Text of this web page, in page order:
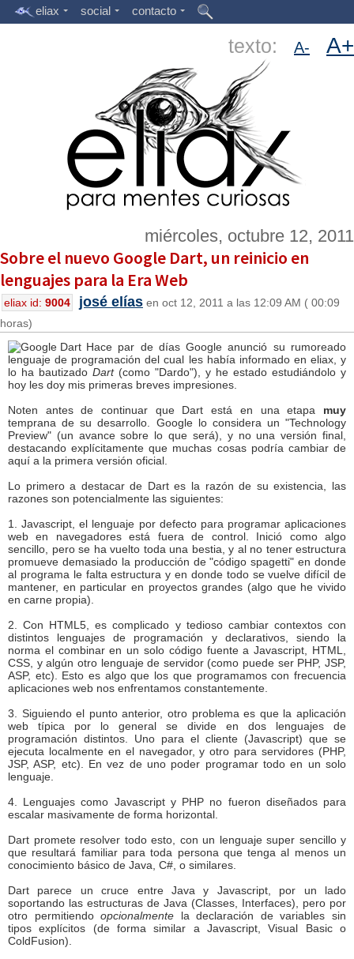
eliax social contacto
texto: A- A+
miércoles, octubre 12, 2011
Sobre el nuevo Google Dart, un reinicio en
lenguajes para la Era Web
eliax id: 9004 josé elías en oct 12, 2011 a las 12:09 AM ( 00:09
horas)
Hace par de días Google anunció su rumoreado
lenguaje de programación del cual les había informado en eliax, y
lo ha bautizado Dart(como "Dardo"), y he estado estudiándolo y
hoy les doy mis primeras breves impresiones.
Noten antes de continuar que Dart está en una etapa muy
temprana de su desarrollo. Google lo considera un "Technology
Preview" (un avance sobre lo que será), y no una versión final,
destacando explícitamente que muchas cosas podría cambiar de
aquí a la primera versión oficial.
Lo primero a destacar de Dart es la razón de su existencia, las
razones son potencialmente las siguientes:
1. Javascript, el lenguaje por defecto para programar aplicaciones
web en navegadores está fuera de control. Inició como algo
sencillo, pero se ha vuelto toda una bestia, y al no tener estructura
promueve demasiado la producción de "código spagetti" en donde
al programa le falta estructura y en donde todo se vuelve difícil de
mantener, en particular en proyectos grandes (algo que he vivido
en carne propia).
2. Con HTML5, es complicado y tedioso cambiar contextos con
distintos lenguajes de programación y declarativos, siendo la
norma el combinar en un solo código fuente a Javascript, HTML,
CSS, y algún otro lenguaje de servidor (como puede ser PHP, JSP,
ASP, etc). Esto es algo que los que programamos con frecuencia
aplicaciones web nos enfrentamos constantemente.
3. Siguiendo el punto anterior, otro problema es que la aplicación
web típica por lo general se divide en dos lenguajes de
programación distintos. Uno para el cliente (Javascript) que se
ejecuta localmente en el navegador, y otro para servidores (PHP,
JSP, ASP, etc). En vez de uno poder programar todo en un solo
lenguaje.
4. Lenguajes como Javascript y PHP no fueron diseñados para
escalar masivamente de forma horizontal.
Dart promete resolver todo esto, con un lenguaje super sencillo y
que resultará familiar para toda persona que tenga al menos un
conocimiento básico de Java, C#, o similares.
Dart parece un cruce entre Java y Javascript, por un lado
soportando las estructuras de Java (Classes, Interfaces), pero por
otro permitiendoopcionalmente la declaración de variables sin
tipos explícitos (de forma similar a Javascript, Visual Basic o
ColdFusion).